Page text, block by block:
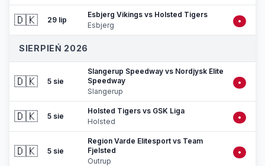
🇩🇰 29 lip
Esbjerg Vikings vs Holsted Tigers
Esbjerg
•
SIERPIEŃ 2026
🇩🇰 5 sie
Slangerup Speedway vs Nordjysk Elite
Speedway
Slangerup
•
🇩🇰 5 sie
Holsted Tigers vs GSK Liga
Holsted
•
🇩🇰 5 sie
Region Varde Elitesport vs Team
Fjelsted
Outrup
•